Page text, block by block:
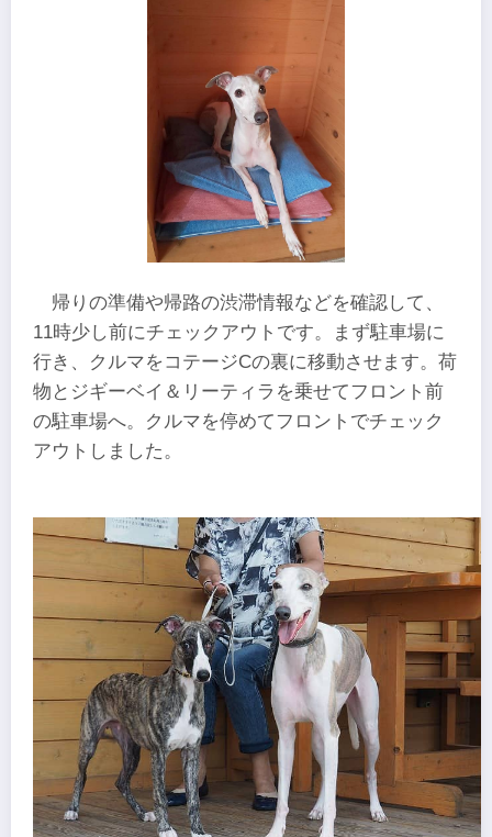
帰りの準備や帰路の渋滞情報などを確認して、
11時少し前にチェックアウトです。まず駐車場に
行き、クルマをコテージCの裏に移動させます。荷
物とジギーベイ＆リーティラを乗せてフロント前
の駐車場へ。クルマを停めてフロントでチェック
アウトしました。